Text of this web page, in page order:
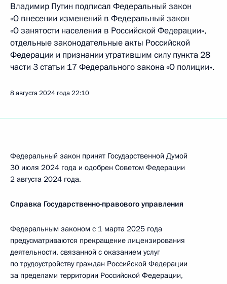
Владимир Путин подписал Федеральный закон
«О внесении изменений в Федеральный закон
«О занятости населения в Российской Федерации»,
отдельные законодательные акты Российской
Федерации и признании утратившим силу пункта 28
части 3 статьи 17 Федерального закона «О полиции».
8 августа 2024 года22:10
Федеральный закон принят Государственной Думой
30 июля 2024 года и одобрен Советом Федерации
2 августа 2024 года.
Справка Государственно-правового управления
Федеральным законом с 1 марта 2025 года
предусматриваются прекращение лицензирования
деятельности, связанной с оказанием услуг
по трудоустройству граждан Российской Федерации
за пределами территории Российской Федерации,